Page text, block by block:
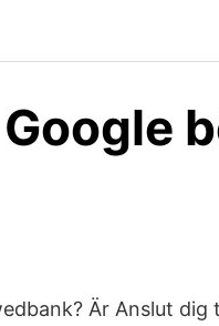
Är Anslut